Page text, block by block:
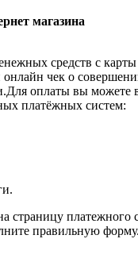
магазина
средств с карты
онлайн чек о
оплаты вы можете
платёжных систем:
страницу платежного
правильную форму.